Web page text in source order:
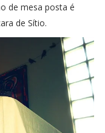
de mesa posta é
de Sítio.